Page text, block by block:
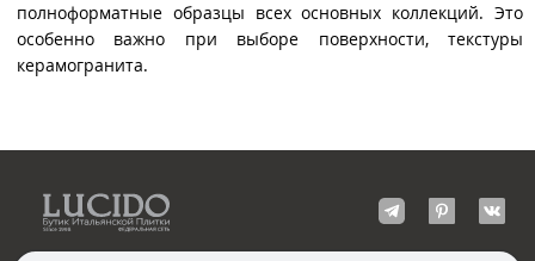
полноформатные образцы всех основных коллекций. Это
особенно важно при выборе поверхности, текстуры
керамогранита.